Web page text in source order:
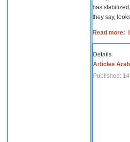
has
they say,
Read more:
Details
Articles
Published: